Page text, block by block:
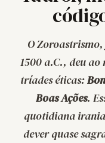
O
1500 a.C., deu
tríades éticas:
Boas Ações.
quotidiana
dever quase